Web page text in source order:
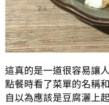
這真的是一道很容易讓
點餐時看了菜單的名稱
自以為應該是豆腐灑上